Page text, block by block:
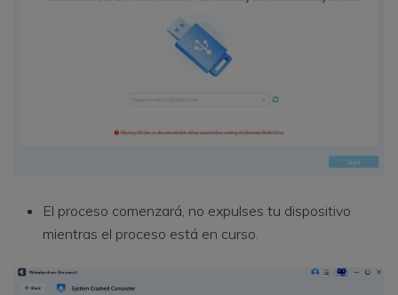
El proceso comenzará, no expulses tu dispositivo
mientras el proceso está en curso.